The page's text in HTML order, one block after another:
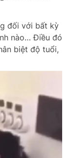
đối với bất kỳ
nào… Điều đó
biệt độ tuổi,